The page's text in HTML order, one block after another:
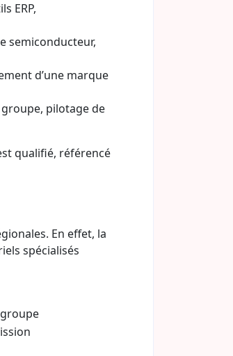
ERP,
semiconducteur,
d’une marque
pilotage de
qualifié, référencé
En effet, la
spécialisés